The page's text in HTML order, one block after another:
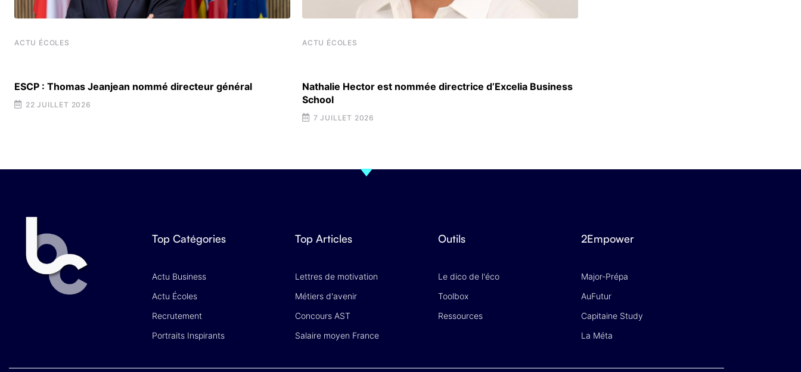
ACTU ÉCOLES
ESCP : Thomas Jeanjean nommé directeur général
22 JUILLET 2026
ACTU ÉCOLES
Nathalie Hector est nommée directrice d’Excelia Business
School
7 JUILLET 2026
Top Catégories
Actu Business
Actu Écoles
Recrutement
Portraits Inspirants
Top Articles
Lettres de motivation
Métiers d'avenir
Concours AST
Salaire moyen France
Outils
Le dico de l'éco
Toolbox
Ressources
2Empower
Major-Prépa
AuFutur
Capitaine Study
La Méta